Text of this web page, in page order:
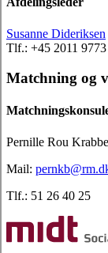
Susanne Dideriksen
Tlf.: +45 2011 9773
Matchning og
Pernille Rou Krabbe
Mail:
Tlf.: 51 26 40 25